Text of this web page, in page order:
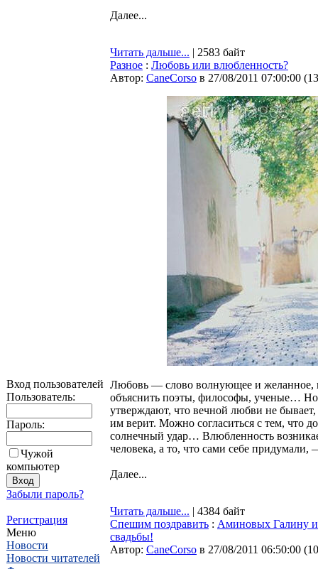
Вход пользователей
Пользователь:
Пароль:
Чужой
компьютер
Забыли пароль?
Регистрация
Меню
Новости
Новости читателей
Далее...
Читать дальше... | 2583 байт
Разное : Любовь или влюбленность?
Автор: CaneCorso в 27/08/2011 07:00:00 (
Любовь — слово волнующее и желанное,
объяснить поэты, философы, ученые… Но
утверждают, что вечной любви не бывает,
им верит. Можно согласиться с тем, что
солнечный удар… Влюбленность
человека, а то, что сами себе
Далее...
Читать дальше... | 4384 байт
Спешим поздравить : Аминовых Галину
свадьбы!
Автор: CaneCorso в 27/08/2011 06:50:00 (